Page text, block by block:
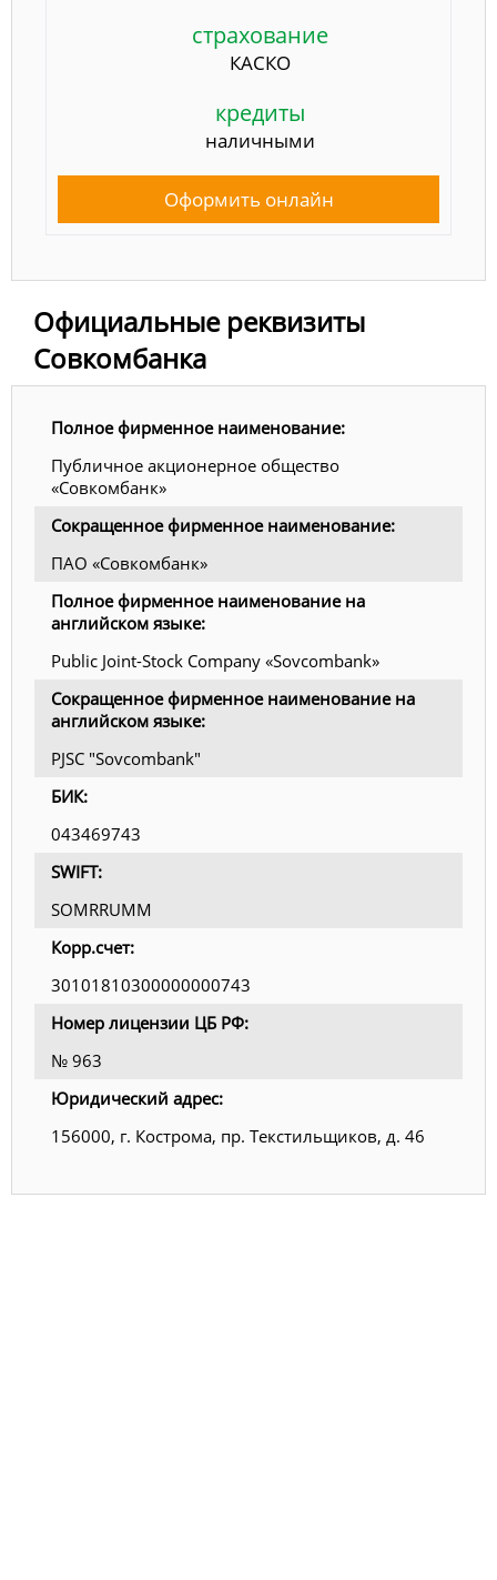
страхование
КАСКО
кредиты
наличными
Оформить онлайн
Официальные реквизиты
Совкомбанка
Полное фирменное наименование:
Публичное акционерное общество
«Совкомбанк»
Сокращенное фирменное наименование:
ПАО «Совкомбанк»
Полное фирменное наименование на
английском языке:
Public Joint-Stock Company «Sovcombank»
Сокращенное фирменное наименование на
английском языке:
PJSC "Sovcombank"
БИК:
043469743
SWIFT:
SOMRRUMM
Корр.счет:
30101810300000000743
Номер лицензии ЦБ РФ:
№ 963
Юридический адрес:
156000, г. Кострома, пр. Текстильщиков, д. 46